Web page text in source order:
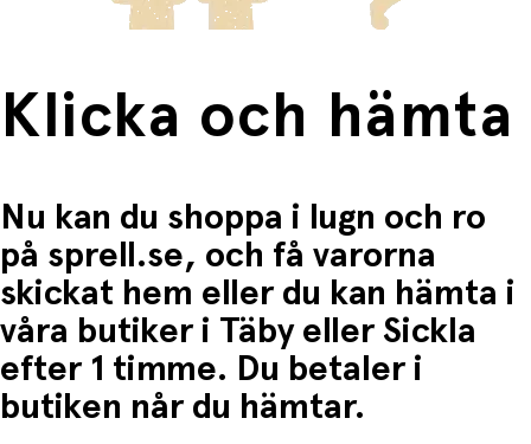
Klicka och hämta
Nu kan du shoppa i lugn och ro
på sprell.se, och få varorna
skickat hem eller du kan hämta i
våra butiker i Täby eller Sickla
efter 1 timme. Du betaler i
butiken når du hämtar.